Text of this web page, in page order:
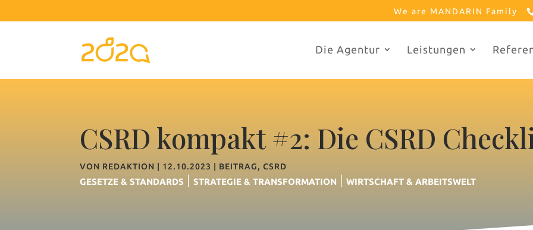
We are MANDARIN Family
Die Agentur Leistungen
CSRD kompakt #2: Die CSRD
VON REDAKTION 12.10.2023 BEITRAG,CSRD
GESETZE & STANDARDS |STRATEGIE & TRANSFORMATION |WIRTSCHAFT & ARBEITSWELT